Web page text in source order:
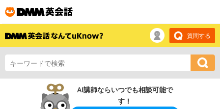
質問する
AI講師ならいつでも相談可能で
す！